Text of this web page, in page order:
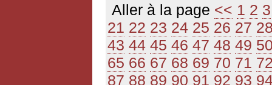
Aller à la page << 1 2 3
21 22 23 24 25 26 27
43 44 45 46 47 48 49
65 66 67 68 69 70 71
87 88 89 90 91 92 93